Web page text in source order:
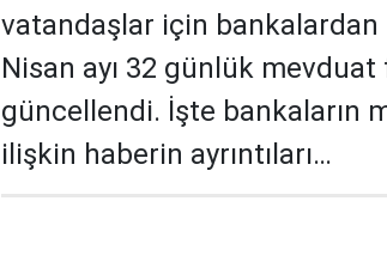
vatandaşlar için
Nisan ayı 32 günlük mevduat
güncellendi. İşte bankaların
ilişkin haberin ayrıntıları…